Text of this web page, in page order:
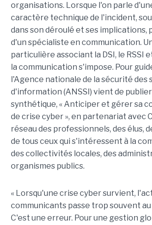
organisations. Lorsque l'on parle
caractère technique de l'incident,
dans son déroulé et ses implications,
d'un spécialiste en communication.
particulière associant la DSI, le RSSI
la communication s'impose. Pour
l'Agence nationale de la sécurité des
d'information (ANSSI) vient de
synthétique, « Anticiper et gérer sa
de crise cyber », en partenariat avec
réseau des professionnels, des élus,
de tous ceux qui s'intéressent à la
des collectivités locales, des
organismes publics.
« Lorsqu'une crise cyber survient,
communicants passe trop souvent au
C'est une erreur. Pour une gestion